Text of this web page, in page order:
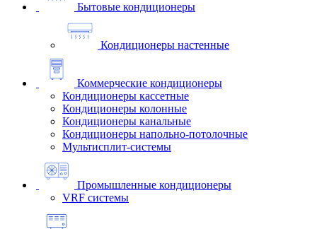
Бытовые кондиционеры
Кондиционеры настенные
Коммерческие кондиционеры
Кондиционеры кассетные
Кондиционеры колонные
Кондиционеры канальные
Кондиционеры напольно-потолочные
Мультисплит-системы
Промышленные кондиционеры
VRF системы